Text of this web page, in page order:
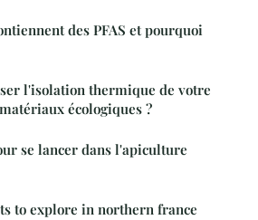
des PFAS et pourquoi
l'isolation thermique de votre
écologiques ?
se lancer dans l'apiculture
to explore in northern france